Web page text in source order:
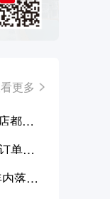
更多
都只
单大
”
落地3